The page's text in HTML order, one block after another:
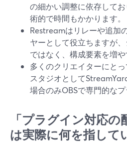
の細かい調整に依存して
術的で時間もかかります。
Restreamはリレーや追加
ヤーとして役立ちますが
ではなく、構成要素を増や
多くのクリエイターにと
スタジオとして
場合のみOBSで専門的なプ
「プラグイン対応の
は実際に何を指して